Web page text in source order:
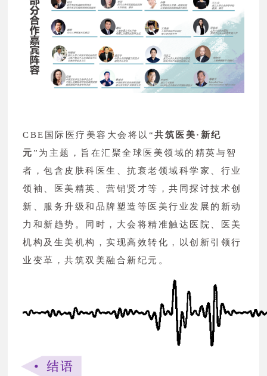
CBE国际医疗美容大会将以“共筑医美·新纪
元”为主题，旨在汇聚全球医美领域的精英与智
者，包含皮肤科医生、抗衰老领域科学家、行业
领袖、医美精英、营销贤才等，共同探讨技术创
新、服务升级和品牌塑造等医美行业发展的新动
力和新趋势。同时，大会将精准触达医院、医美
机构及生美机构，实现高效转化，以创新引领行
业变革，共筑双美融合新纪元。